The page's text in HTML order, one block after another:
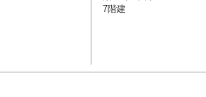
7階建